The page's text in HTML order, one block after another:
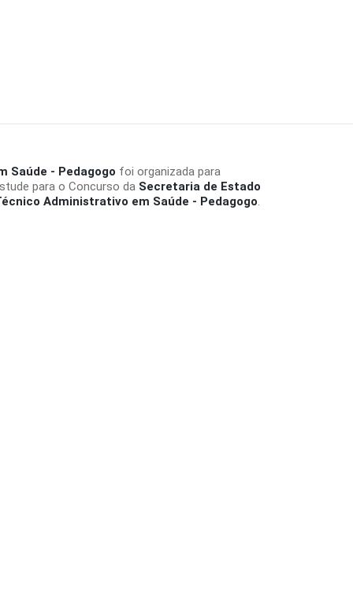
Saúde - Pedagogo foi organizada para
para o Concurso da Secretaria de Estado
Administrativo em Saúde - Pedagogo.